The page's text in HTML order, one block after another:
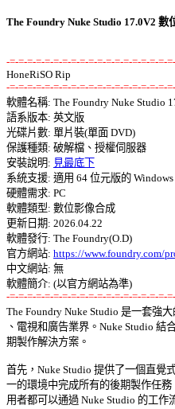
The Foundry Nuke Studio 17.0V2 數
-=-=-=-=-=-=-=-=-=-=-=-=-=-=-=-=-=-=-
-=-=-=-=-=-=-=-=-=-=-=-=-=-=-=-=-=-=-
軟體名稱: The Foundry Nuke Studio
語系版本: 英文版
光碟片數: 單片裝(單面 DVD)
保護種類: 破解檔、授權伺服器
安裝說明: 見最底下
系統支援: 適用 64 位元版的 Windows
硬體需求: PC
軟體類型: 數位影像合成
更新日期: 2026.04.22
軟體發行: The Foundry(O.D)
官方網站: https://www.foundry.com/
中文網站: 無
-=-=-=-=-=-=-=-=-=-=-=-=-=-=-=-=-=-=-
The Foundry Nuke Studio 是一套強
、電視和廣告業界。Nuke Studio
期製作解決方案。
首先，Nuke Studio 提供了一個直覺
一的環境中完成所有的後期製作任
用者都可以通過 Nuke Studio 的工作